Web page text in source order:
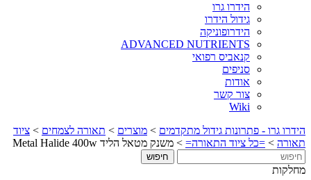
הידרו גרו
גידול הידרו
הידרופוניקה
ADVANCED NUTRIENTS
קנאביס רפואי
סניפים
אודות
צור קשר
Wiki
הידרו גרו - פתרונות גידול מתקדמים > מוצרים > תאורה לצמחים > ציוד
תאורה > =כל ציוד התאורה= > משנק מטאל הליד Metal Halide 400w
מחלקות